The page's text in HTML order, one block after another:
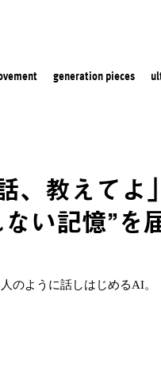
generation pieces
、教えて
い記憶”を
のように話しはじめるAI。